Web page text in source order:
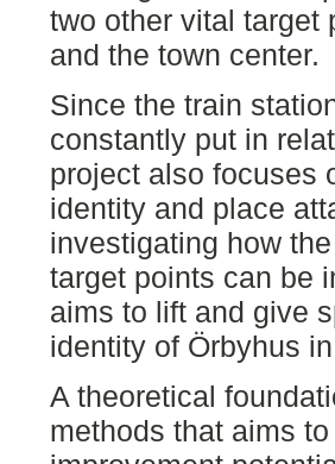
two other vital target
and the town center.
Since the train
constantly put in
project also focuses
identity and place
investigating how
target points can be
aims to lift and give
identity of Örbyhus
A theoretical
methods that aims